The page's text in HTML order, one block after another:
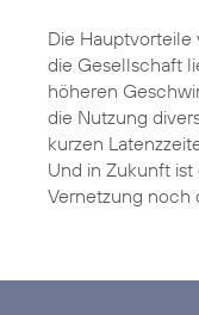
Die
die Gesellschaft
höheren
die Nutzung
kurzen
Und in Zukunft